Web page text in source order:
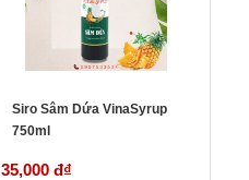
Siro Sâm Dứa VinaSyrup
750ml
35,000 đ₫